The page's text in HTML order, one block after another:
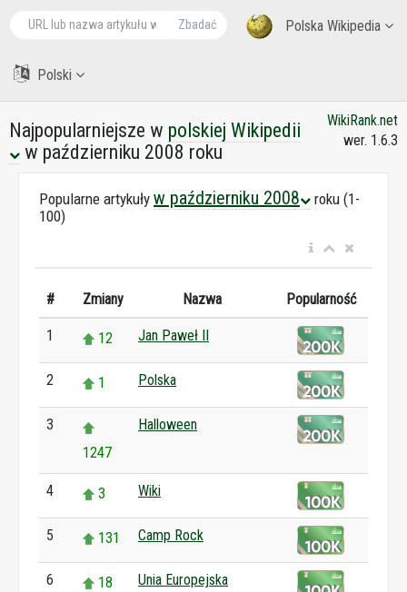
Polska Wikipedia
Zbadać
Polski
Najpopularniejsze w polskiej Wikipedii
w październiku 2008 roku
WikiRank.net
wer. 1.6.3
Popularne artykuły w październiku 2008
roku (1-
100)
# Zmiany Nazwa Popularność
1 12 Jan Paweł II
2 1 Polska
3
1247
Halloween
4 3 Wiki
5 131 Camp Rock
6 18 Unia Europejska